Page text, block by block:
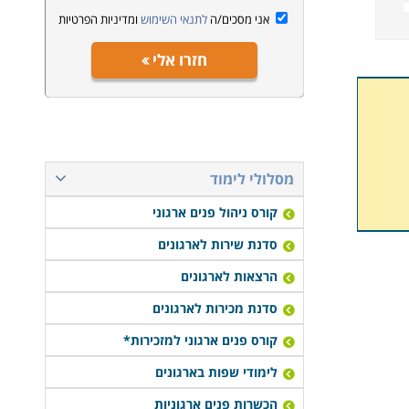
אני מסכים/הלתנאי השימוש ומדיניות הפרטיות
חזרו אלי
מסלולי לימוד
קורס ניהול פנים ארגוני
סדנת שירות לארגונים
הרצאות לארגונים
סדנת מכירות לארגונים
קורס פנים ארגוני למזכירות*
לימודי שפות בארגונים
הכשרות פנים ארגוניות